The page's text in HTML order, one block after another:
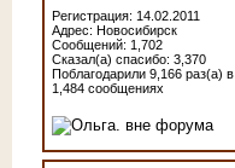
Регистрация: 14.02.2011
Адрес: Новосибирск
Сообщений: 1,702
Сказал(а) спасибо: 3,370
Поблагодарили 9,166 раз(а) в
1,484 сообщениях